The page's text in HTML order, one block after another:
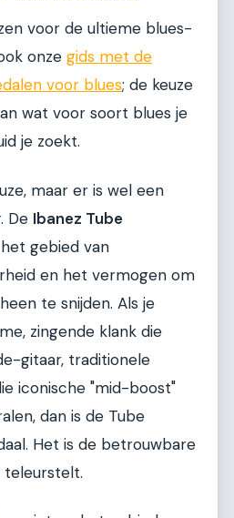
voor de ultieme blues-
onze gids met de
voor blues; de keuze
wat voor soort blues je
je zoekt.
maar er is wel een
De Ibanez Tube
gebied van
en het vermogen om
te snijden. Als je
zingende klank die
gitaar, traditionele
iconische "mid-boost"
dan is de Tube
Het is de betrouwbare
teleurstelt.